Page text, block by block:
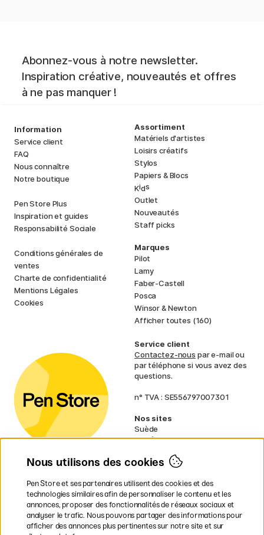
Abonnez-vous à notre newsletter.
Inspiration créative, nouveautés et offres
à ne pas manquer !
Information
Service client
FAQ
Nous connaître
Notre boutique
Pen Store Plus
Inspiration et guides
Responsabilité Sociale
Conditions générales de
ventes
Charte de confidentialité
Mentions Légales
Cookies
Assortiment
Matériels d'artistes
Loisirs créatifs
Stylos
Papiers & Blocs
Kids
Outlet
Nouveautés
Staff picks
Marques
Pilot
Lamy
Faber-Castell
Posca
Winsor & Newton
Afficher toutes (160)
Service client
Contactez-nous par e-mail ou
par téléphone si vous avez des
questions.
n° TVA : SE556797007301
Nos sites
Suède
Norvège
Finlande
Irlande
Pays-Bas
Royaume-Uni
UE
Nous utilisons des cookies
Pen Store et ses partenaires utilisent des cookies et des
technologies similaires afin de personnaliser le contenu et les
annonces, proposer des fonctionnalités de réseaux sociaux et
analyser le trafic. Nous pouvons partager des informations pour
afficher des annonces plus pertinentes sur notre site et sur